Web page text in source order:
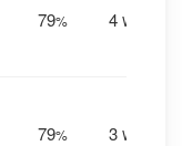
79% 4 WNW
79% 3 WNW